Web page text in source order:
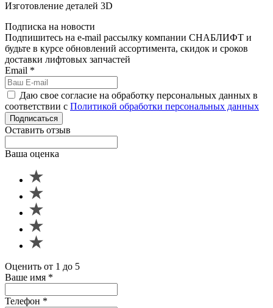
Изготовление деталей 3D
Подписка на новости
Подпишитесь на e-mail рассылку компании СНАБЛИФТ и
будьте в курсе обновлений ассортимента, скидок и сроков
доставки лифтовых запчастей
Email *
Даю свое согласие на обработку персональных данных в
соответствии с Политикой обработки персональных данных
Подписаться
Оставить отзыв
Ваша оценка
Оценить от 1 до 5
Ваше имя *
Телефон *